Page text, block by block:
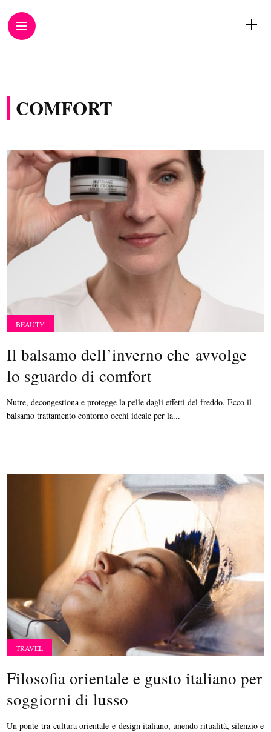
COMFORT
BEAUTY
Il balsamo dell’inverno che avvolge
lo sguardo di comfort
Nutre, decongestiona e protegge la pelle dagli effetti del freddo. Ecco il
balsamo trattamento contorno occhi ideale per la...
TRAVEL
Filosofia orientale e gusto italiano per
soggiorni di lusso
Un ponte tra cultura orientale e design italiano, unendo ritualità, silenzio e